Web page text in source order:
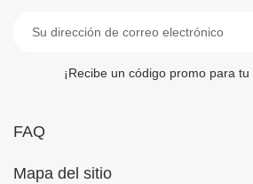
¡Recibe un código promo para
FAQ
Mapa del sitio